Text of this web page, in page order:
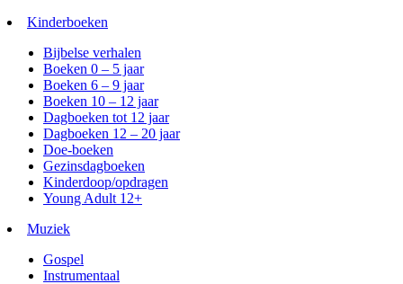
Kinderboeken
Bijbelse verhalen
Boeken 0 – 5 jaar
Boeken 6 – 9 jaar
Boeken 10 – 12 jaar
Dagboeken tot 12 jaar
Dagboeken 12 – 20 jaar
Doe-boeken
Gezinsdagboeken
Kinderdoop/opdragen
Young Adult 12+
Muziek
Gospel
Instrumentaal